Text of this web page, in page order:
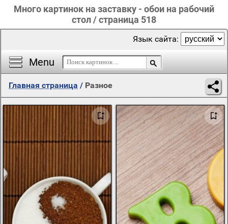
Много картинок на заставку - обои на рабочий
стол / страница 518
Menu
Язык сайта:
Главная страница / Разное